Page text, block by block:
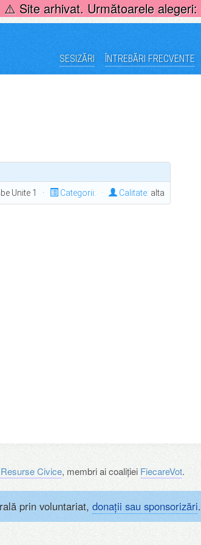
⚠️ Site arhivat. Următoarele alegeri:
SESIZĂRI ÎNTREBĂRI FRECVENTE
Unite 1 · Categorii: · Calitate: alta
Civice, membri ai coaliției FiecareVot.
prin voluntariat,donații sau sponsorizări.